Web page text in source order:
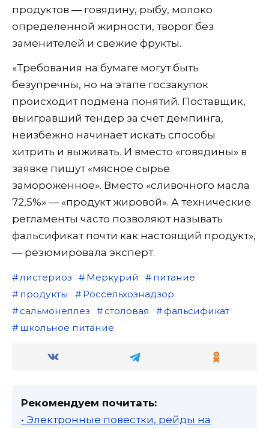
продуктов — говядину, рыбу, молоко
определенной жирности, творог без
заменителей и свежие фрукты.
«Требования на бумаге могут быть
безупречны, но на этапе госзакупок
происходит подмена понятий. Поставщик,
выигравший тендер за счет демпинга,
неизбежно начинает искать способы
хитрить и выживать. И вместо «говядины» в
заявке пишут «мясное сырье
замороженное». Вместо «сливочного масла
72,5%» — «продукт жировой». А технические
регламенты часто позволяют называть
фальсификат почти как настоящий продукт»,
— резюмировала эксперт.
листериоз Меркурий
питание
продукты
Россельхознадзор
сальмонеллез
столовая
фальсификат
школьное питание
Рекомендуем почитать:
• Электронные повестки, рейды на